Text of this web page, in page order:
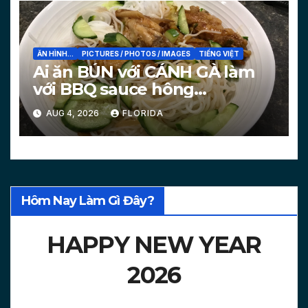
ĂN HÌNH... PICTURES / PHOTOS / IMAGES TIẾNG VIỆT
Ai ăn BÚN với CÁNH GÀ làm
với BBQ sauce hông
[PICTURES]
AUG 4, 2026 FLORIDA
Hôm Nay Làm Gì Đây?
HAPPY NEW YEAR
2026